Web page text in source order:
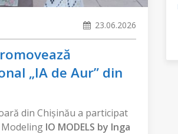
23.06.2026
„IA de Aur” din
din Chișinău a participat
Modeling IO MODELS by Inga